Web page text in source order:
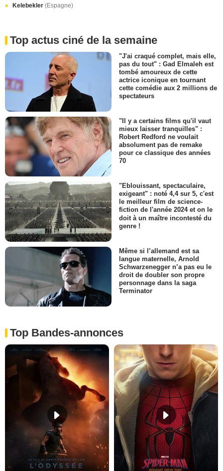
Kelebekler (Espagne)
Top actus ciné de la semaine
"J'ai craqué complet, mais elle,
pas du tout" : Gad Elmaleh est
tombé amoureux de cette
actrice iconique en tournant
cette comédie aux 2 millions de
spectateurs
"Il y a certains films qu'il vaut
mieux laisser tranquilles" :
Robert Redford ne voulait
absolument pas de remake
pour ce classique des années
70
"Eblouissant, spectaculaire,
exigeant" : noté 4,4 sur 5, c'est
le meilleur film de science-
fiction de l'année 2024 et on le
doit à un maître incontesté du
genre !
Même si l’allemand est sa
langue maternelle, Arnold
Schwarzenegger n’a pas eu le
droit de doubler son propre
personnage dans la saga
Terminator
Top Bandes-annonces